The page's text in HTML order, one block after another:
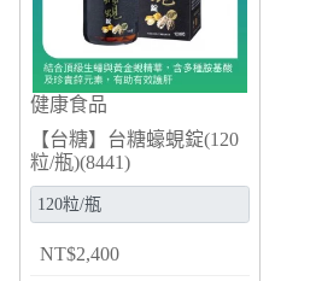
健康食品
【台糖】台糖蠔蜆錠(120
粒/瓶)(8441)
NT$2,400